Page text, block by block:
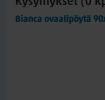
Bianca ovaalipöytä